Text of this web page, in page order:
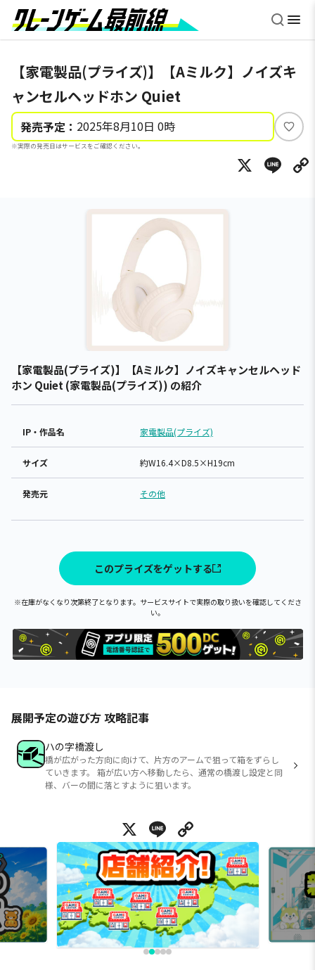
【家電製品(プライズ)】【Aミルク】ノイズキ
ャンセルヘッドホン Quiet
発売予定： 2025年8月10日 0時
※実際の発売日はサービスをご確認ください。
い
ね
X
【家電製品(プライズ)】【Aミルク】ノイズキャンセルヘッド
ホン Quiet (家電製品(プライズ)) の紹介
IP・作品名 家電製品(プライズ)
サイズ 約W16.4×D8.5×H19cm
発売元 その他
このプライズをゲットする
※在庫がなくなり次第終了となります。サービスサイトで実際の取り扱いを確認してくださ
い。
展開予定の遊び方 攻略記事
ハの字橋渡し
橋が広がった方向に向けて、片方のアームで狙って箱をずらし
ていきます。 箱が広い方へ移動したら、通常の橋渡し設定と同
様、バーの間に落とすように狙います。
X Line